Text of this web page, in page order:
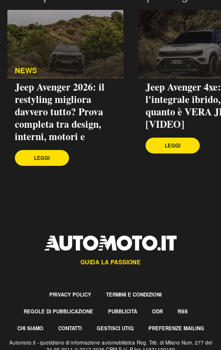
NEWS
Jeep Avenger 2026: il
restyling migliora
davvero tutto? Prova
completa tra design,
interni, motori e
LEGGI
Jeep Avenger 4xe:
l'integrale
quanto è VERA
[VIDEO]
LEGGI
GUIDA LA PASSIONE
PRIVACY POLICY TERMINI E CONDIZIONI
REGOLE DI PUBBLICAZIONE PUBBLICITÀ ODR RSS
CHI SIAMO CONTATTI GESTISCI UTIQ PREFERENZE MAILING
Automoto.it - quotidiano di informazione automobilistica Reg. Trib. di Milano Num. 277 del